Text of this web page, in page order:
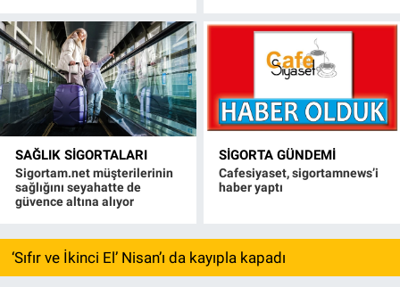
SAĞLIK SIGORTALARI
Sigortam.net müşterilerinin
sağlığını seyahatte de
güvence altına alıyor
SIGORTA GÜNDEMI
Cafesiyaset, sigortamnews’i
haber yaptı
‘Sıfır ve İkinci El’ Nisan’ı da kayıpla kapadı